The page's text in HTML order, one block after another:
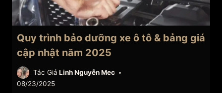
Quy trình bảo dưỡng xe ô tô & bảng giá
cập nhật năm 2025
Tác Giả Linh Nguyễn Mec
08/23/2025